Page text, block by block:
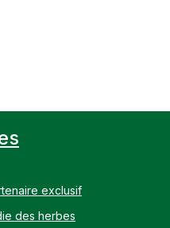
exclusif
des herbes